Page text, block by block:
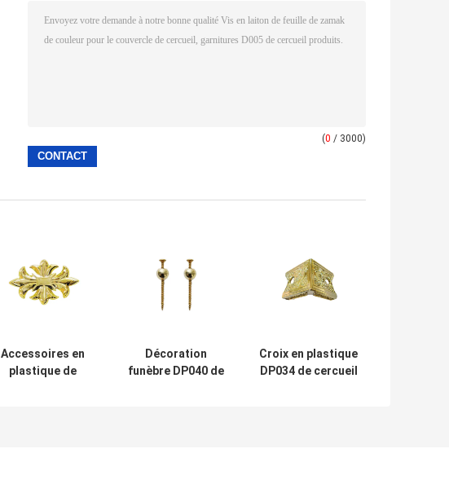
(0 / 3000)
Accessoires en
plastique de
Décoration
funèbre DP040 de
Croix en plastique
DP034 de cercueil